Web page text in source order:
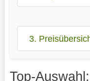
3.
Top-